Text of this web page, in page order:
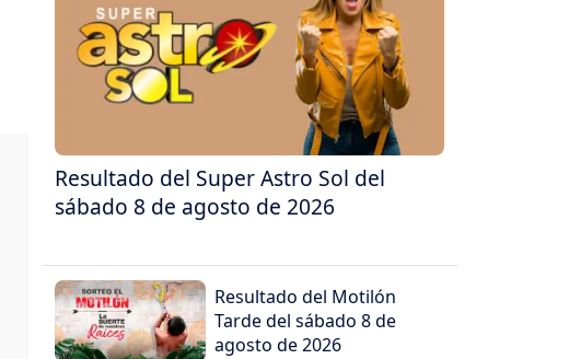
Resultado del Super Astro Sol del
sábado 8 de agosto de 2026
Resultado del Motilón
Tarde del sábado 8 de
agosto de 2026